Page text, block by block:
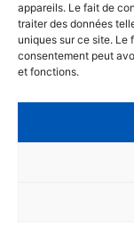
appareils. Le fait de
traiter des données
uniques sur ce site. Le
consentement peut
et fonctions.
Mentions
Politique de